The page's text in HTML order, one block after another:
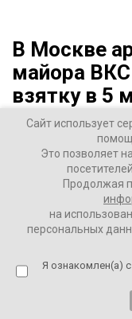
В Москве
майора
взятку в 5
5 лет назад
ВАШИ
В Москве 235
начальника
он проходит
особо крупной
Сайт использует
Это позволяет
Продолжая
на
персональных
Я ознакомлен(а)